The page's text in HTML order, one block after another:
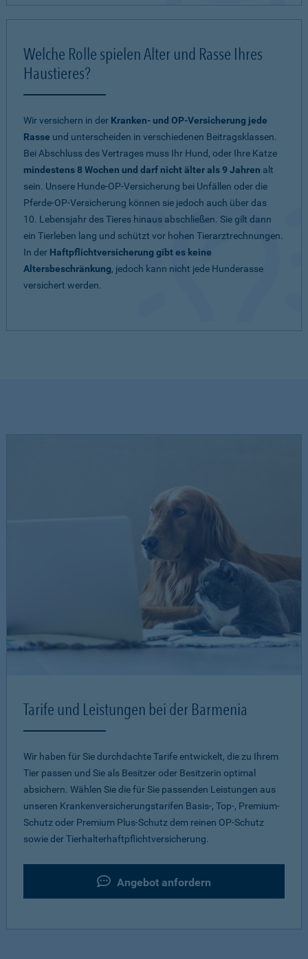
Welche Rolle spielen Alter und Rasse Ihres
Haustieres?
Wir versichern in der Kranken- und OP-Versicherung jede
Rasse und unterscheiden in verschiedenen Beitragsklassen.
Bei Abschluss des Vertrages muss Ihr Hund, oder Ihre Katze
mindestens 8 Wochen und darf nicht älter als 9 Jahren alt
sein. Unsere Hunde-OP-Versicherung bei Unfällen oder die
Pferde-OP-Versicherung können sie jedoch auch über das
10. Lebensjahr des Tieres hinaus abschließen. Sie gilt dann
ein Tierleben lang und schützt vor hohen Tierarztrechnungen.
In der Haftpflichtversicherung gibt es keine
Altersbeschränkung, jedoch kann nicht jede Hunderasse
versichert werden.
Tarife und Leistungen bei der Barmenia
Wir haben für Sie durchdachte Tarife entwickelt, die zu Ihrem
Tier passen und Sie als Besitzer oder Besitzerin optimal
absichern. Wählen Sie die für Sie passenden Leistungen aus
unseren Krankenversicherungstarifen Basis-, Top-, Premium-
Schutz oder Premium Plus-Schutz dem reinen OP-Schutz
sowie der Tierhalterhaftpflichtversicherung.
Angebot anfordern